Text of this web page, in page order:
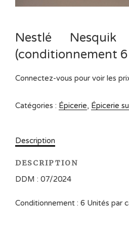
Nestlé
(conditionnement
Connectez-vous pour voir les
Catégories : Épicerie, Épicerie
Description
DESCRIPTION
DDM : 07/2024
Conditionnement : 6 Unités par